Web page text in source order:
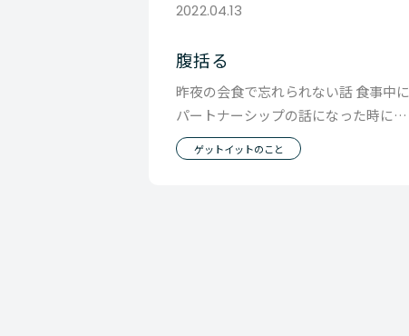
2022.04.13
腹括る
昨夜の会食で忘れられない話 食事中に
パートナーシップの話になった時に、
その方が 「私ね何度でも結婚する自信
があるんだ」
ゲットイットのこと